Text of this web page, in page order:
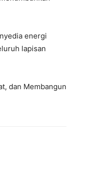
energi
lapisan
dan Membangun